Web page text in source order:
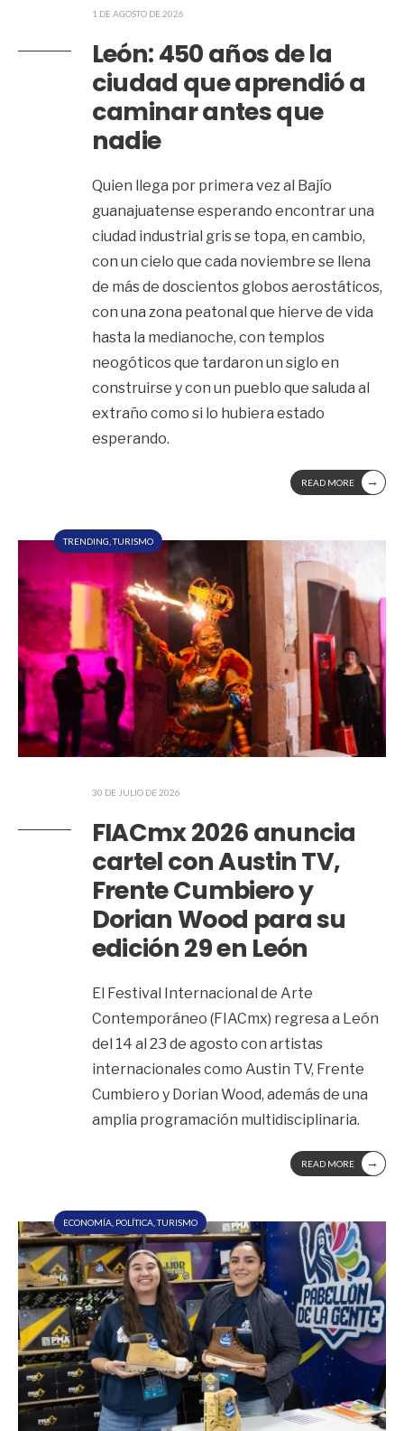
1 DE AGOSTO DE 2026
León: 450 años de la
ciudad que aprendió a
caminar antes que
nadie
Quien llega por primera vez al Bajío
guanajuatense esperando encontrar una
ciudad industrial gris se topa, en cambio,
con un cielo que cada noviembre se llena
de más de doscientos globos aerostáticos,
con una zona peatonal que hierve de vida
hasta la medianoche, con templos
neogóticos que tardaron un siglo en
construirse y con un pueblo que saluda al
extraño como si lo hubiera estado
esperando.
READ MORE →
TRENDING ,TURISMO
30 DE JULIO DE 2026
FIACmx 2026 anuncia
cartel con Austin TV,
Frente Cumbiero y
Dorian Wood para su
edición 29 en León
El Festival Internacional de Arte
Contemporáneo (FIACmx) regresa a León
del 14 al 23 de agosto con artistas
internacionales como Austin TV, Frente
Cumbiero y Dorian Wood, además de una
amplia programación multidisciplinaria.
READ MORE →
ECONOMÍA POLÍTICA ,TURISMO